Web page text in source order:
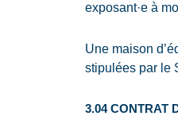
exposant·e à
Une maison
stipulées par le
3.04 CONTRAT